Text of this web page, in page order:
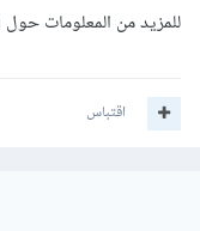
للمزيد من المعلومات حول margin يمكنك الإطلاع على
اقتباس